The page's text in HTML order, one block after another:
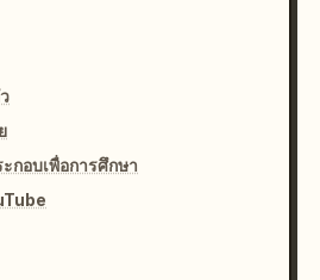
กอบเพื่อการศึกษา